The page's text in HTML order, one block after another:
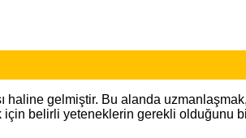
haline gelmiştir. Bu alanda
belirli yeteneklerin gerekli olduğunu